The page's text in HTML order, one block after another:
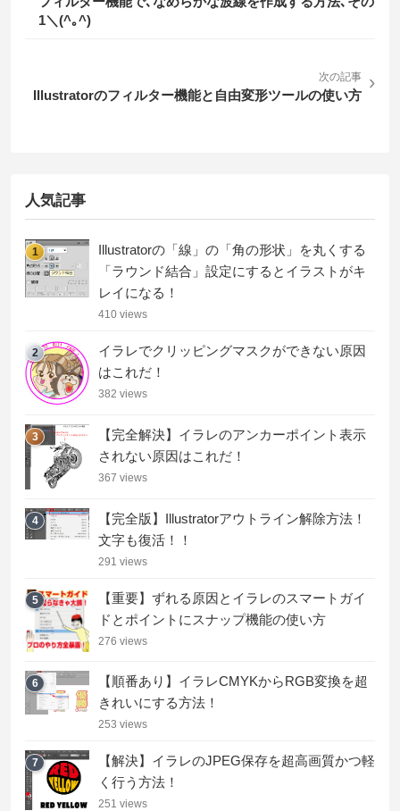
1＼(^｡^)
次の記事
Illustratorのフィルター機能と自由変形ツールの使い方
›
人気記事
1
Illustratorの「線」の「角の形状」を丸くする
「ラウンド結合」設定にするとイラストがキ
レイになる！
410 views
2
イラレでクリッピングマスクができない原因
はこれだ！
382 views
3
【完全解決】イラレのアンカーポイント表示
されない原因はこれだ！
367 views
4
【完全版】Illustratorアウトライン解除方法！
文字も復活！！
291 views
5
【重要】ずれる原因とイラレのスマートガイ
ドとポイントにスナップ機能の使い方
276 views
6
【順番あり】イラレCMYKからRGB変換を超
きれいにする方法！
253 views
7
【解決】イラレのJPEG保存を超高画質かつ軽
く行う方法！
251 views